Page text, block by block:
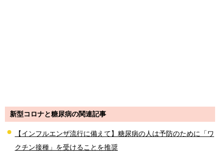
新型コロナと糖尿病の関連記事
【インフルエンザ流行に備えて】糖尿病の人は予防のために「ワ
クチン接種」を受けることを推奨